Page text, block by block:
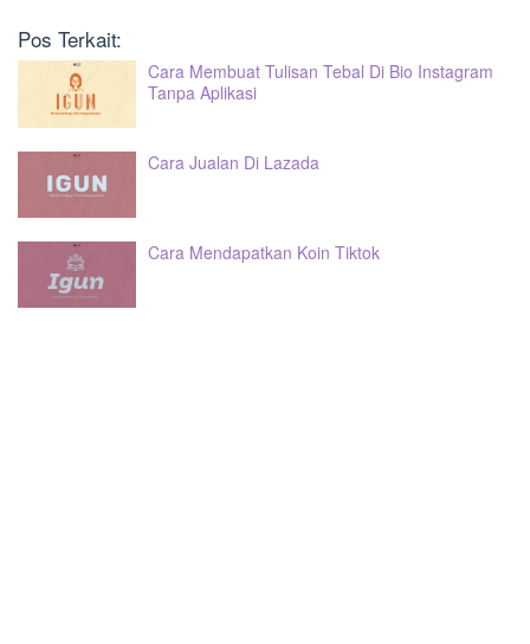
Pos Terkait:
Cara Membuat Tulisan Tebal Di Bio Instagram
Tanpa Aplikasi
Cara Jualan Di Lazada
Cara Mendapatkan Koin Tiktok